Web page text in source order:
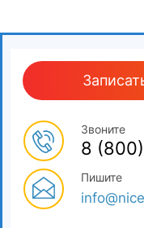
требований охраны
Предоставление
Основы
Звоните
8
Пишите